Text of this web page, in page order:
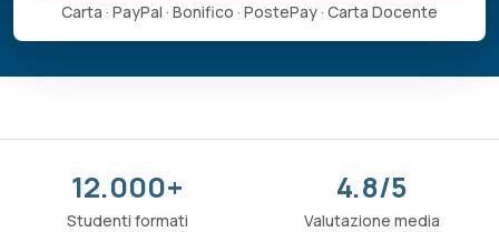
Carta · PayPal · Bonifico · PostePay · Carta Docente
12.000+
Studenti formati
4.8/5
Valutazione media